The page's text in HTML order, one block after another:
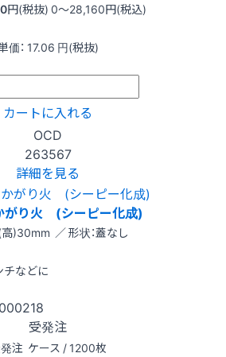
円(税抜) 0〜28,160円(税込)
価： 17.06 円(税抜)
カートに入れる
OCD
263567
詳細を見る
がり火 (シーピー化成)
)30mm ／ 形状：蓋なし
チなどに
受発注
注 ケース / 1200枚